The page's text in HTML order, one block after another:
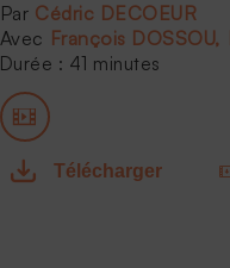
Cédric DECOEUR
François DOSSOU
Durée : 41 minutes
Télécharger